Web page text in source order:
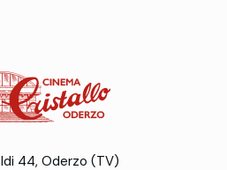
44, Oderzo (TV)